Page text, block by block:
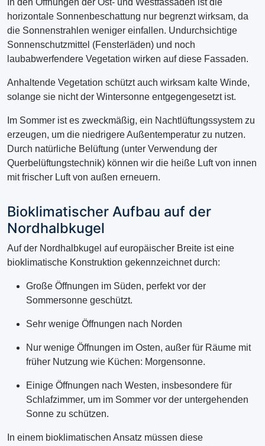
In den Öffnungen der Ost- und Westfassaden ist die
horizontale Sonnenbeschattung nur begrenzt wirksam, da
die Sonnenstrahlen weniger einfallen. Undurchsichtige
Sonnenschutzmittel (Fensterläden) und noch
laubabwerfendere Vegetation wirken auf diese Fassaden.
Anhaltende Vegetation schützt auch wirksam kalte Winde,
solange sie nicht der Wintersonne entgegengesetzt ist.
Im Sommer ist es zweckmäßig, ein Nachtlüftungssystem zu
erzeugen, um die niedrigere Außentemperatur zu nutzen.
Durch natürliche Belüftung (unter Verwendung der
Querbelüftungstechnik) können wir die heiße Luft von innen
mit frischer Luft von außen erneuern.
Bioklimatischer Aufbau auf der
Nordhalbkugel
Auf der Nordhalbkugel auf europäischer Breite ist eine
bioklimatische Konstruktion gekennzeichnet durch:
Große Öffnungen im Süden, perfekt vor der
Sommersonne geschützt.
Sehr wenige Öffnungen nach Norden
Nur wenige Öffnungen im Osten, außer für Räume mit
früher Nutzung wie Küchen: Morgensonne.
Einige Öffnungen nach Westen, insbesondere für
Schlafzimmer, um im Sommer vor der untergehenden
Sonne zu schützen.
In einem bioklimatischen Ansatz müssen diese